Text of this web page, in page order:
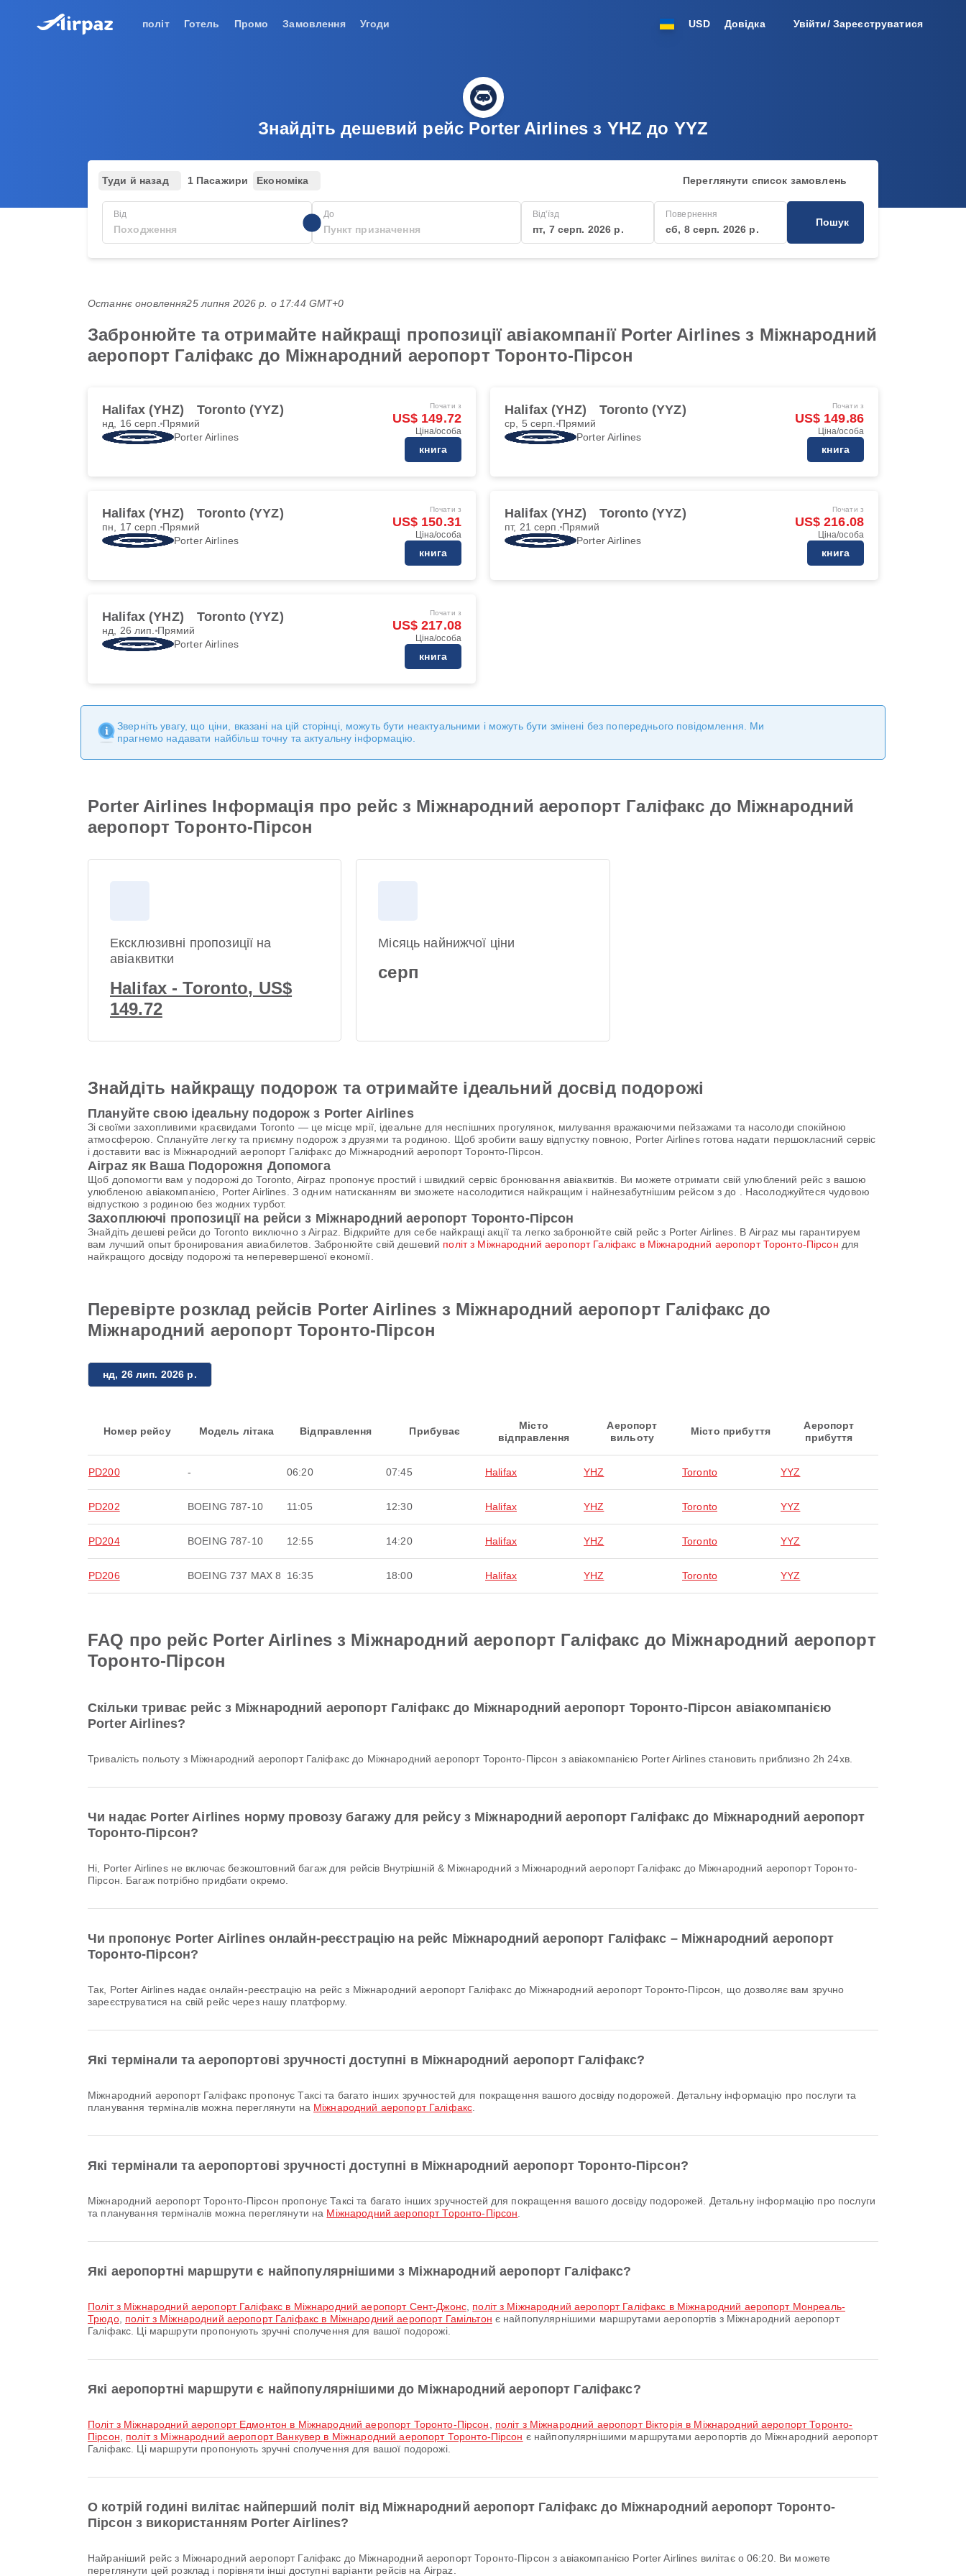
політ Готель Промо Замовлення Угоди USD Довідка Увійти/ Зареєструватися
Знайдіть дешевий рейс Porter Airlines з YHZ до YYZ
Туди й назад 1 Пасажири Економіка Переглянути список замовлень
Від До Від'їзд
пт, 7 серп. 2026 р.
Повернення
сб, 8 серп. 2026 р.
Пошук
Останнє оновлення25 липня 2026 р. о 17:44 GMT+0
Забронюйте та отримайте найкращі пропозиції авіакомпанії Porter Airlines з Міжнародний
аеропорт Галіфакс до Міжнародний аеропорт Торонто-Пірсон
Halifax (YHZ) Toronto (YYZ)
нд, 16 серп. Прямий
Porter Airlines
Почати з
US$ 149.72
Ціна/особа
книга
Halifax (YHZ) Toronto (YYZ)
ср, 5 серп. Прямий
Porter Airlines
Почати з
US$ 149.86
Ціна/особа
книга
Halifax (YHZ) Toronto (YYZ)
пн, 17 серп. Прямий
Porter Airlines
Почати з
US$ 150.31
Ціна/особа
книга
Halifax (YHZ) Toronto (YYZ)
пт, 21 серп. Прямий
Porter Airlines
Почати з
US$ 216.08
Ціна/особа
книга
Halifax (YHZ) Toronto (YYZ)
нд, 26 лип. Прямий
Porter Airlines
Почати з
US$ 217.08
Ціна/особа
книга
Зверніть увагу, що ціни, вказані на цій сторінці, можуть бути неактуальними і можуть бути змінені без попереднього повідомлення. Ми
прагнемо надавати найбільш точну та актуальну інформацію.
Porter Airlines Інформація про рейс з Міжнародний аеропорт Галіфакс до Міжнародний
аеропорт Торонто-Пірсон
Ексклюзивні пропозиції на
авіаквитки
Halifax - Toronto, US$
149.72
Місяць найнижчої ціни
серп
Знайдіть найкращу подорож та отримайте ідеальний досвід подорожі
Плануйте свою ідеальну подорож з Porter Airlines
Зі своїми захопливими краєвидами Toronto — це місце мрії, ідеальне для неспішних прогулянок, милування вражаючими пейзажами та насолоди спокійною
атмосферою. Сплануйте легку та приємну подорож з друзями та родиною. Щоб зробити вашу відпустку повною, Porter Airlines готова надати першокласний сервіс
і доставити вас із Міжнародний аеропорт Галіфакс до Міжнародний аеропорт Торонто-Пірсон.
Airpaz як Ваша Подорожня Допомога
Щоб допомогти вам у подорожі до Toronto, Airpaz пропонує простий і швидкий сервіс бронювання авіаквитків. Ви можете отримати свій улюблений рейс з вашою
улюбленою авіакомпанією, Porter Airlines. З одним натисканням ви зможете насолодитися найкращим і найнезабутнішим рейсом з до . Насолоджуйтеся чудовою
відпусткою з родиною без жодних турбот.
Захоплюючі пропозиції на рейси з Міжнародний аеропорт Торонто-Пірсон
Знайдіть дешеві рейси до Toronto виключно з Airpaz. Відкрийте для себе найкращі акції та легко забронюйте свій рейс з Porter Airlines. В Airpaz мы гарантируем
вам лучший опыт бронирования авиабилетов. Забронюйте свій дешевий політ з Міжнародний аеропорт Галіфакс в Міжнародний аеропорт Торонто-Пірсон для
найкращого досвіду подорожі та неперевершеної економії.
Перевірте розклад рейсів Porter Airlines з Міжнародний аеропорт Галіфакс до
Міжнародний аеропорт Торонто-Пірсон
нд, 26 лип. 2026 р.
Номер рейсу Модель літака Відправлення Прибуває
Місто
відправлення
Аеропорт
вильоту
Місто прибуття
Аеропорт
прибуття
PD200 - 06:20 07:45 Halifax YHZ Toronto YYZ
PD202 BOEING 787-10 11:05 12:30 Halifax YHZ Toronto YYZ
PD204 BOEING 787-10 12:55 14:20 Halifax YHZ Toronto YYZ
PD206 BOEING 737 MAX 8 16:35 18:00 Halifax YHZ Toronto YYZ
FAQ про рейс Porter Airlines з Міжнародний аеропорт Галіфакс до Міжнародний аеропорт
Торонто-Пірсон
Скільки триває рейс з Міжнародний аеропорт Галіфакс до Міжнародний аеропорт Торонто-Пірсон авіакомпанією
Porter Airlines?
Тривалість польоту з Міжнародний аеропорт Галіфакс до Міжнародний аеропорт Торонто-Пірсон з авіакомпанією Porter Airlines становить приблизно 2h 24хв.
Чи надає Porter Airlines норму провозу багажу для рейсу з Міжнародний аеропорт Галіфакс до Міжнародний аеропорт
Торонто-Пірсон?
Ні, Porter Airlines не включає безкоштовний багаж для рейсів Внутрішній & Міжнародний з Міжнародний аеропорт Галіфакс до Міжнародний аеропорт Торонто-
Пірсон. Багаж потрібно придбати окремо.
Чи пропонує Porter Airlines онлайн-реєстрацію на рейс Міжнародний аеропорт Галіфакс – Міжнародний аеропорт
Торонто-Пірсон?
Так, Porter Airlines надає онлайн-реєстрацію на рейс з Міжнародний аеропорт Галіфакс до Міжнародний аеропорт Торонто-Пірсон, що дозволяє вам зручно
зареєструватися на свій рейс через нашу платформу.
Які термінали та аеропортові зручності доступні в Міжнародний аеропорт Галіфакс?
Міжнародний аеропорт Галіфакс пропонує Таксі та багато інших зручностей для покращення вашого досвіду подорожей. Детальну інформацію про послуги та
планування терміналів можна переглянути на Міжнародний аеропорт Галіфакс
Які термінали та аеропортові зручності доступні в Міжнародний аеропорт Торонто-Пірсон?
Міжнародний аеропорт Торонто-Пірсон пропонує Таксі та багато інших зручностей для покращення вашого досвіду подорожей. Детальну інформацію про послуги
та планування терміналів можна переглянути на Міжнародний аеропорт Торонто-Пірсон
Які аеропортні маршрути є найпопулярнішими з Міжнародний аеропорт Галіфакс?
політ з Міжнародний аеропорт Галіфакс в Міжнародний аеропорт Сент-Джонс, політ з Міжнародний аеропорт Галіфакс в Міжнародний аеропорт Монреаль-
Трюдо, політ з Міжнародний аеропорт Галіфакс в Міжнародний аеропорт Гамільтон є найпопулярнішими маршрутами аеропортів з Міжнародний аеропорт
Галіфакс. Ці маршрути пропонують зручні сполучення для вашої подорожі.
Які аеропортні маршрути є найпопулярнішими до Міжнародний аеропорт Галіфакс?
політ з Міжнародний аеропорт Едмонтон в Міжнародний аеропорт Торонто-Пірсон
політ з Міжнародний аеропорт Вікторія в Міжнародний аеропорт Торонто-
Пірсон
політ з Міжнародний аеропорт Ванкувер в Міжнародний аеропорт Торонто-Пірсон є найпопулярнішими маршрутами аеропортів до Міжнародний аеропорт
Галіфакс. Ці маршрути пропонують зручні сполучення для вашої подорожі.
О котрій годині вилітає найперший політ від Міжнародний аеропорт Галіфакс до Міжнародний аеропорт Торонто-
Пірсон з використанням Porter Airlines?
Найраніший рейс з Міжнародний аеропорт Галіфакс до Міжнародний аеропорт Торонто-Пірсон з авіакомпанією Porter Airlines вилітає о 06:20. Ви можете
переглянути цей розклад і порівняти інші доступні варіанти рейсів на Airpaz.